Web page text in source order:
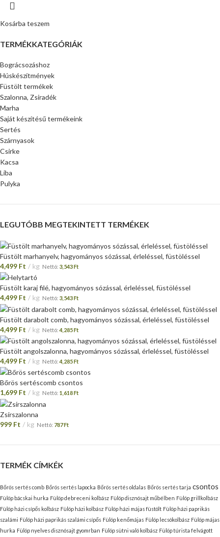
TERMÉKKATEGÓRIÁK
Bográcsozáshoz
Húskészítmények
Füstölt termékek
Szalonna, Zsiradék
Marha
Saját készítésű termékeink
Sertés
Szárnyasok
Csirke
Kacsa
Liba
Pulyka
LEGUTÓBB MEGTEKINTETT TERMÉKEK
Füstölt marhanyelv, hagyományos sózással, érleléssel, füstöléssel
4,499 Ft kg Nettó: 3,543Ft
Füstölt karaj filé, hagyományos sózással, érleléssel, füstöléssel
4,499 Ft kg Nettó: 3,543Ft
Füstölt darabolt comb, hagyományos sózással, érleléssel, füstöléssel
4,499 Ft kg Nettó:4,285Ft
Füstölt angolszalonna, hagyományos sózással, érleléssel, füstöléssel
4,499 Ft kg Nettó:4,285Ft
Bőrös sertéscomb csontos
1,699 Ft kg Nettó: 1,618Ft
Zsírszalonna
999 Ft kg Nettó: 787Ft
TERMÉK CÍMKÉK
Bőrös sertés comb Bőrös sertés lapocka Bőrös sertés oldalas Bőrös sertés tarja csontos
Fülöp bácskai hurka Fülöp debreceni kolbász Fülöp disznósajt műbélben Fülöp grillkolbász
Fülöp házi csípős kolbász Fülöp házi kolbász Fülöp házi májas füstölt Fülöp házi paprikás
szalámi Fülöp házi paprikás szalámi csípős Fülöp kenőmájas Fülöp lecsókolbász Fülöp májas
hurka Fülöp nyelves disznósajt gyomrban Fülöp sütni való kolbász Fülöp túrista felvágott
Kosárba teszem